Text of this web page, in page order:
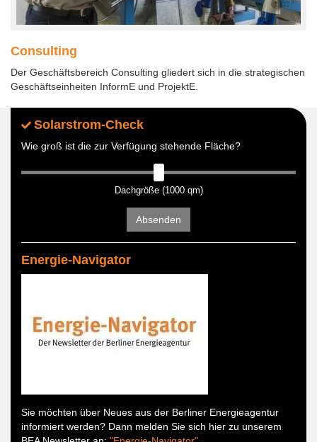
Consulting
Der Geschäftsbereich Consulting gliedert sich in die strategischen
Geschäftseinheiten InformE und ProjektE.
Solarstrom-Check
Wie groß ist die zur Verfügung stehende Fläche?
Dachgröße (1000 qm)
Absenden
Energie-Navigator
Sie möchten über Neues aus der Berliner Energieagentur
informiert werden? Dann melden Sie sich hier zu unserem